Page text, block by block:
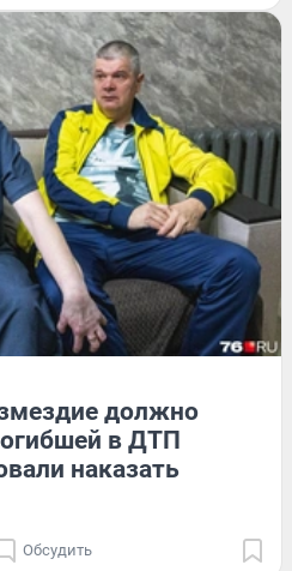
должно
в ДТП
наказать
Обсудить